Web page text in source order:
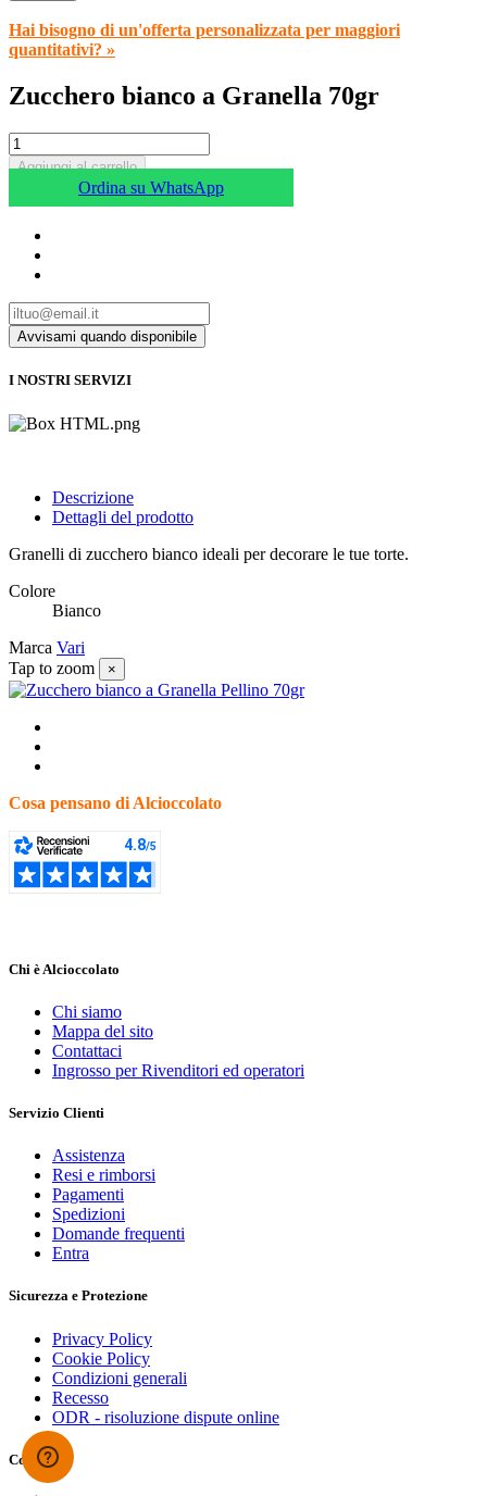
Hai bisogno di un'offerta personalizzata per maggiori
quantitativi? »
Zucchero bianco a Granella 70gr
Aggiungi al carrello
Ordina su WhatsApp
I NOSTRI SERVIZI
Descrizione
Dettagli del prodotto
Granelli di zucchero bianco ideali per decorare le tue torte.
Colore
Bianco
Marca Vari
Tap to zoom
×
Cosa pensano di Alcioccolato
Chi è Alcioccolato
Chi siamo
Mappa del sito
Contattaci
Ingrosso per Rivenditori ed operatori
Servizio Clienti
Assistenza
Resi e rimborsi
Pagamenti
Spedizioni
Domande frequenti
Entra
Sicurezza e Protezione
Privacy Policy
Cookie Policy
Condizioni generali
Recesso
ODR - risoluzione dispute online
Contatti